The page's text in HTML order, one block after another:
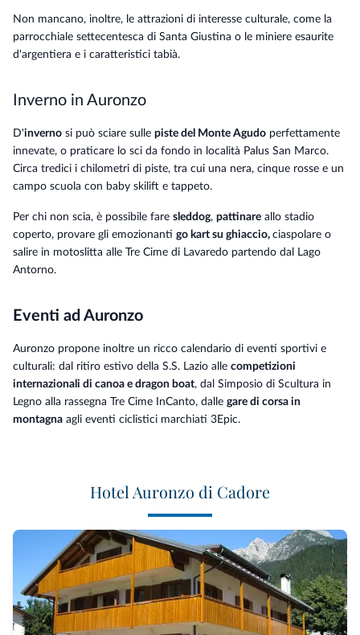
Non mancano, inoltre, le attrazioni di interesse culturale, come la
parrocchiale settecentesca di Santa Giustina o le miniere esaurite
d'argentiera e i caratteristici tabià.
Inverno in Auronzo
D'inverno si può sciare sulle piste del Monte Agudo perfettamente
innevate, o praticare lo sci da fondo in località Palus San Marco.
Circa tredici i chilometri di piste, tra cui una nera, cinque rosse e un
campo scuola con baby skilift e tappeto.
Per chi non scia, è possibile fare sleddog, pattinare allo stadio
coperto, provare gli emozionanti go kart su ghiaccio, ciaspolare o
salire in motoslitta alle Tre Cime di Lavaredo partendo dal Lago
Antorno.
Eventi ad Auronzo
Auronzo propone inoltre un ricco calendario di eventi sportivi e
culturali: dal ritiro estivo della S.S. Lazio alle competizioni
internazionali di canoa e dragon boat, dal Simposio di Scultura in
Legno alla rassegna Tre Cime InCanto, dalle gare di corsa in
montagna agli eventi ciclistici marchiati 3Epic.
Hotel Auronzo di Cadore